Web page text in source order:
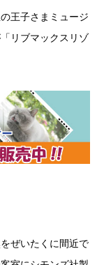
王子さまミュージ
リブマックスリゾ
ぜいたくに間近で